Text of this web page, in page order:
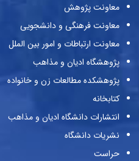
معاونت پژوهش
معاونت فرهنگی و دانشجویی
معاونت ارتباطات و امور بین الملل
پژوهشگاه ادیان و مذاهب
پژوهشکده مطالعات زن و خانواده
کتابخانه
انتشارات دانشگاه ادیان و مذاهب
نشریات دانشگاه
حراست